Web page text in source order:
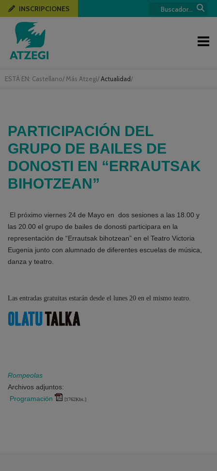
ESTÁ EN: Castellano/ Más Atzegi/Actualidad/
INSCRIPCIONES
PARTICIPACIÓN DEL
GRUPO DE BAILES DE
DONOSTI EN “ERRAUTSAK
BIHOTZEAN”
El próximo viernes 24 de Mayo en dos sesiones a las 18.00 y
las 20.00 el grupo de bailes de donosti participara en la
representación de “Errautsak bihotzean” en el Teatro Victoria
Eugenia junto con alumnado de diferentes escuelas de música,
danza y teatro.
Las entradas gratuitas estarán desde el lunes 20 en el mismo teatro.
Rompeolas
Archivos adjuntos:
Programación
[1762Kbs.]